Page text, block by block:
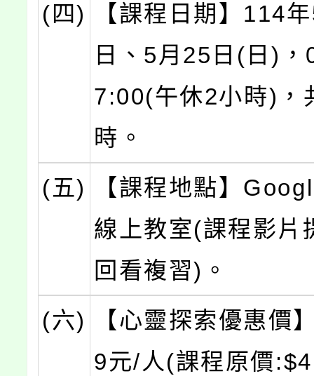
(四)
【課程日期】114
日、5月25日(日)
7:00(午休2小時)，
時。
(五)
【課程地點】
線上教室(課程影片
回看複習)。
(六)
【心靈探索優惠價
9元/人(課程原價